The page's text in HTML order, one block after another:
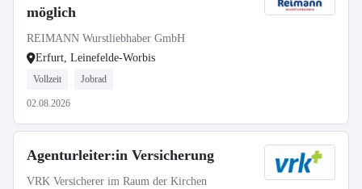
möglich
REIMANN Wurstliebhaber GmbH
Erfurt, Leinefelde-Worbis
Vollzeit Jobrad
02.08.2026
Agenturleiter:in Versicherung
VRK Versicherer im Raum der Kirchen